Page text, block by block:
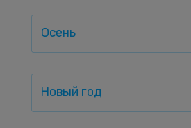
Осень
Новый год